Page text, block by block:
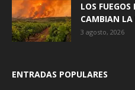
LOS
CAMBIAN LA
3 agosto, 2026
ENTRADAS POPULARES